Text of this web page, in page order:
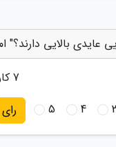
بالایی دارند؟"
7
4
5 رای